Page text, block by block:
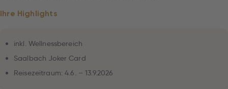
Ihre Highlights
inkl. Wellnessbereich
Saalbach Joker Card
Reisezeitraum: 4.6. – 13.9.2026